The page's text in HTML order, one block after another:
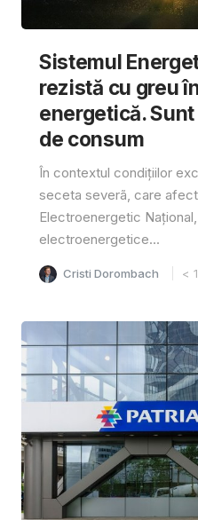
Sistemul
rezistă cu greu
energetică.
de consum
În contextul condițiilor
seceta severã, care
Electroenergetic
electroenergetice...
Cristi Dorombach < 1